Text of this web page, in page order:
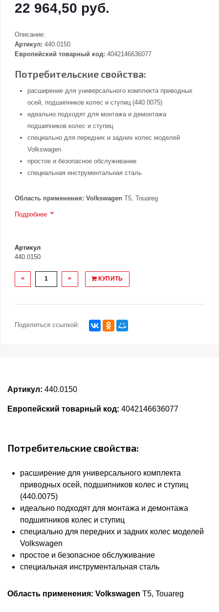
22 964,50 руб.
Описание:
Артикул: 440.0150
Европейский товарный код: 4042146636077
Потребительские свойства:
расширение для универсального комплекта приводных
осей, подшипников колес и ступиц (440.0075)
идеально подходят для монтажа и демонтажа
подшипников колес и ступиц
специально для передних и задних колес моделей
Volkswagen
простое и безопасное обслуживание
специальная инструментальная сталь
Область применения: Volkswagen T5, Touareg
Подробнее
Артикул
440.0150
< > КУПИТЬ
Поделиться ссылкой:
Артикул: 440.0150
Европейский товарный код: 4042146636077
Потребительские свойства:
расширение для универсального комплекта
приводных осей, подшипников колес и ступиц
(440.0075)
идеально подходят для монтажа и демонтажа
подшипников колес и ступиц
специально для передних и задних колес моделей
Volkswagen
простое и безопасное обслуживание
специальная инструментальная сталь
Область применения: Volkswagen T5, Touareg